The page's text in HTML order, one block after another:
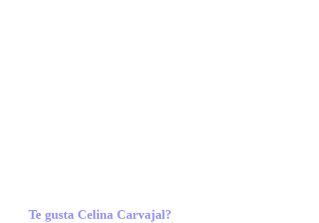
Te gusta Celina Carvajal?